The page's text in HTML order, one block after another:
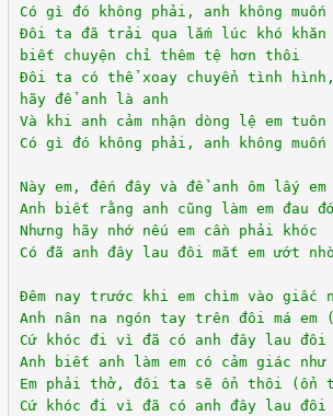
Có gì đó không phải, anh không
Đôi ta đã trải qua lắm lúc khó khăn
biết chuyện chỉ thêm tệ hơn thôi
Đôi ta có thể xoay chuyển tình
hãy để anh là anh
Và khi anh cảm nhận dòng lệ em
Có gì đó không phải, anh không
Này em, đến đây và để anh ôm lấy em
Anh biết rằng anh cũng làm em đau
Nhưng hãy nhớ nếu em cần phải khóc
Có đã anh đây lau đôi mắt em ướt
Đêm nay trước khi em chìm vào giấc
Anh nân na ngón tay trên đôi má em
Cứ khóc đi vì đã có anh đây lau đôi
Anh biết anh làm em có cảm giác như
Em phải thở, đôi ta sẽ ổn thôi (ổn
Cứ khóc đi vì đã có anh đây lau đôi